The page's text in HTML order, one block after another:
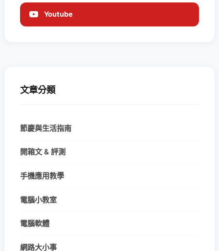
Youtube
文章分類
節慶與生活指南
開箱文 & 評測
手機應用教學
電腦小教室
電腦軟體
網路大小事